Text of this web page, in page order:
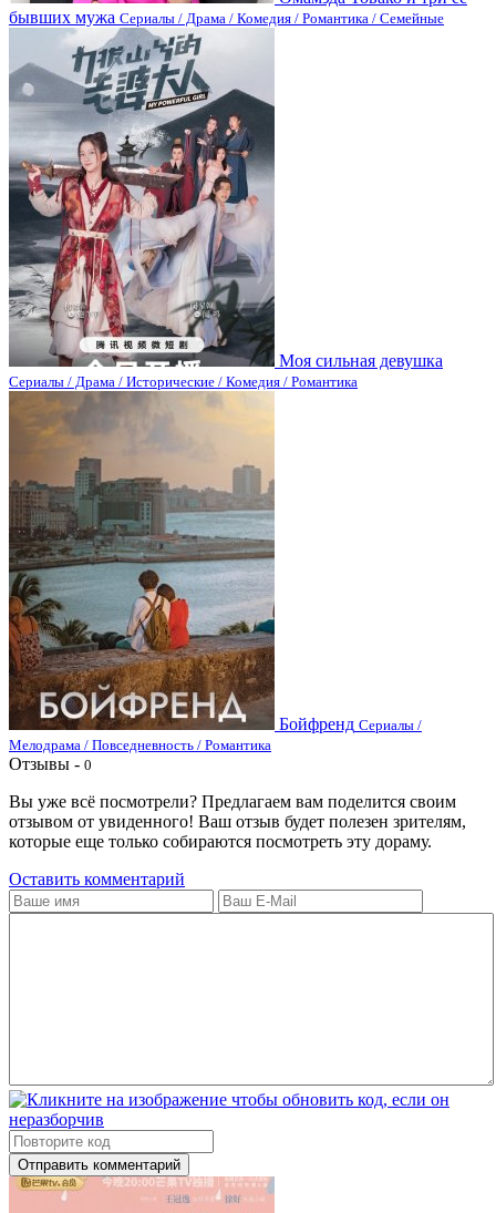
бывших мужа Сериалы / Драма / Комедия / Романтика / Семейные
Моя сильная девушка
Сериалы / Драма / Исторические / Комедия / Романтика
Бойфренд Сериалы /
Мелодрама / Повседневность / Романтика
Отзывы - 0
Вы уже всё посмотрели? Предлагаем вам поделится своим
отзывом от увиденного! Ваш отзыв будет полезен зрителям,
которые еще только собираются посмотреть эту дораму.
Оставить комментарий
Отправить комментарий